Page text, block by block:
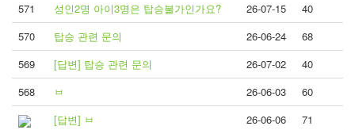
571
성인2명 아이3명은 탑승불가인가요? 26-07-15
40
570
탑승 관련 문의 26-06-24
68
569
[답변] 탑승 관련 문의 26-07-02
40
568
ㅂ 26-06-03
60
[답변] ㅂ
26-06-06
71